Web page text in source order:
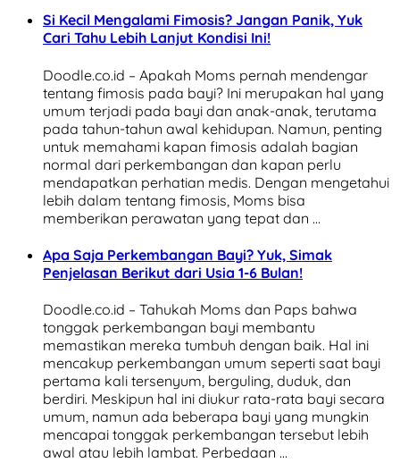
Si Kecil Mengalami Fimosis? Jangan Panik, Yuk
Cari Tahu Lebih Lanjut Kondisi Ini!
Doodle.co.id – Apakah Moms pernah mendengar
tentang fimosis pada bayi? Ini merupakan hal yang
umum terjadi pada bayi dan anak-anak, terutama
pada tahun-tahun awal kehidupan. Namun, penting
untuk memahami kapan fimosis adalah bagian
normal dari perkembangan dan kapan perlu
mendapatkan perhatian medis. Dengan mengetahui
lebih dalam tentang fimosis, Moms bisa
memberikan perawatan yang tepat dan …
Apa Saja Perkembangan Bayi? Yuk, Simak
Penjelasan Berikut dari Usia 1-6 Bulan!
Doodle.co.id – Tahukah Moms dan Paps bahwa
tonggak perkembangan bayi membantu
memastikan mereka tumbuh dengan baik. Hal ini
mencakup perkembangan umum seperti saat bayi
pertama kali tersenyum, berguling, duduk, dan
berdiri. Meskipun hal ini diukur rata-rata bayi secara
umum, namun ada beberapa bayi yang mungkin
mencapai tonggak perkembangan tersebut lebih
awal atau lebih lambat. Perbedaan …